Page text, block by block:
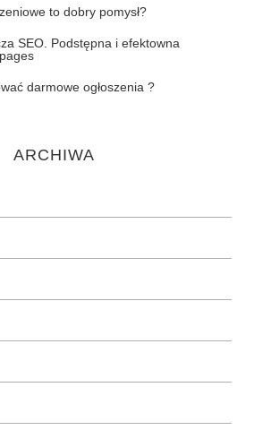
to dobry pomysł?
SEO. Podstępna i efektowna
darmowe ogłoszenia ?
ARCHIWA